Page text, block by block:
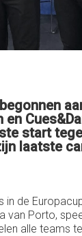
start
laatste
de
Porto,
alle teams